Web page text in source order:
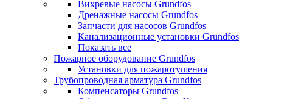
Вихревые насосы Grundfos
Дренажные насосы Grundfos
Запчасти для насосов Grundfos
Канализационные установки Grundfos
Показать все
Пожарное оборудование Grundfos
Установки для пожаротушения
Трубопроводная арматура Grundfos
Компенсаторы Grundfos